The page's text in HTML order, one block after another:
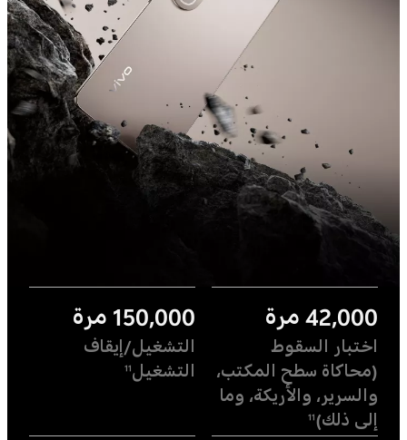
42,000 مرة
اختبار السقوط
(محاكاة سطح المكتب،
والسرير، والأريكة، وما
إلى ذلك)11
150,000 مرة
التشغيل/إيقاف
التشغيل11